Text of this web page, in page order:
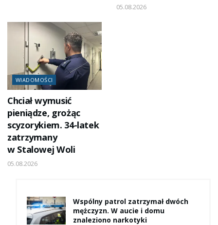
05.08.2026
WIADOMOŚCI
Chciał wymusić
pieniądze, grożąc
scyzorykiem. 34-latek
zatrzymany
w Stalowej Woli
05.08.2026
Wspólny patrol zatrzymał dwóch
mężczyzn. W aucie i domu
znaleziono narkotyki